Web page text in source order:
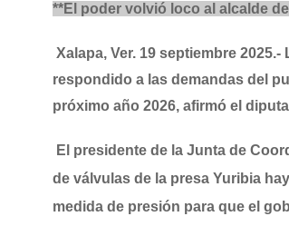
**El poder volvió loco al alcalde
Xalapa, Ver. 19 septiembre 2025.-
respondido a las demandas del
próximo año 2026, afirmó el
El presidente de la Junta de
de válvulas de la presa Yuribia
medida de presión para que el